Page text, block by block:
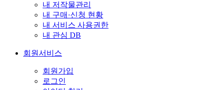
내 저작물관리
내 구매·신청 현황
내 서비스 사용권한
내 관심 DB
회원서비스
회원가입
로그인